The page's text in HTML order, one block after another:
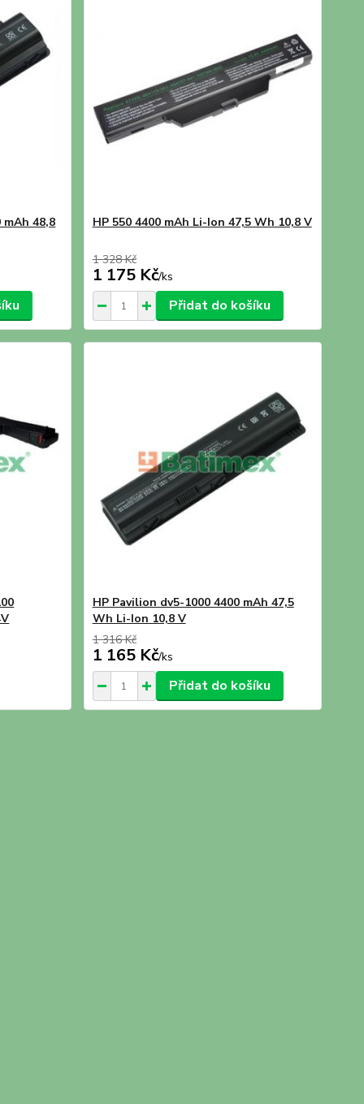
mAh 48,8
HP 550 4400 mAh Li-Ion 47,5 Wh 10,8 V
1 328 Kč
1 175 Kč/ks
Přidat do košíku
HP Pavilion dv5-1000 4400 mAh 47,5
Wh Li-Ion 10,8 V
1 316 Kč
1 165 Kč/ks
Přidat do košíku